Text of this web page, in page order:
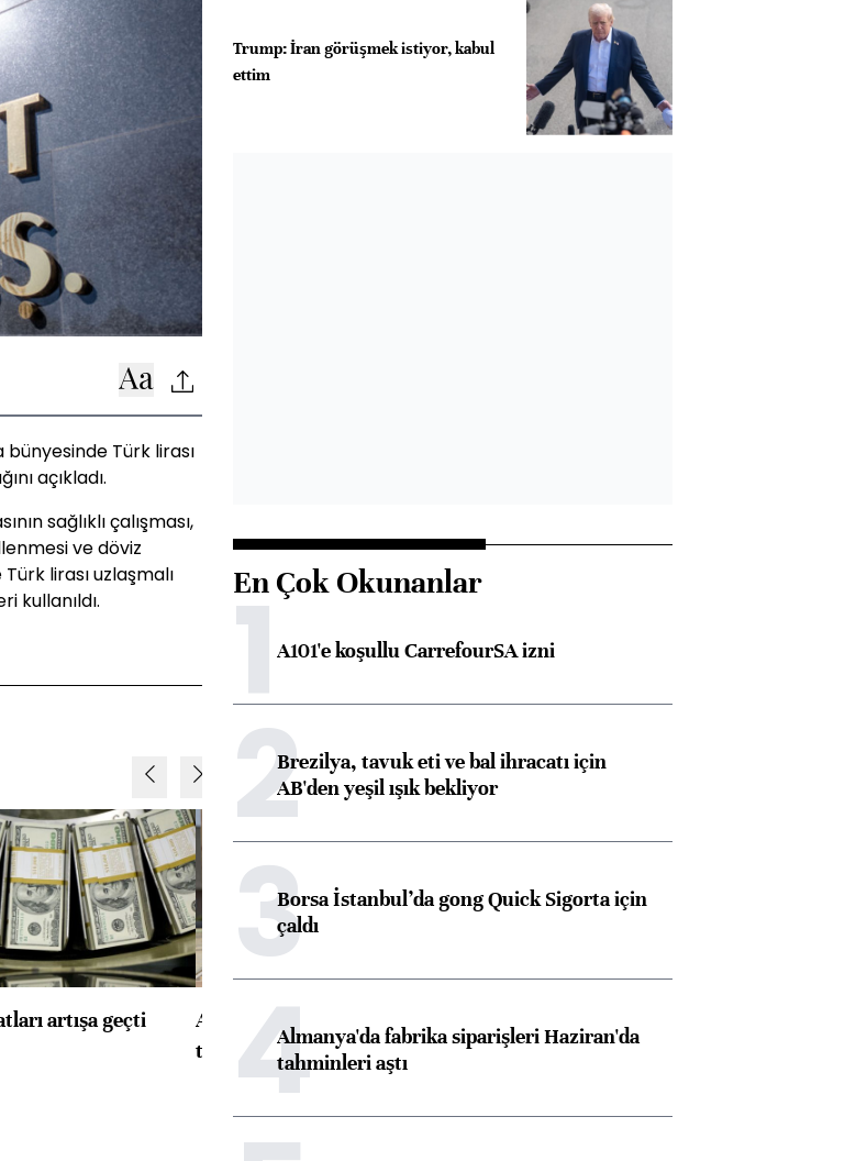
Türk lirası
açıkladı.
sağlıklı çalışması,
ve döviz
lirası uzlaşmalı
kullanıldı.
artışa geçti
ABD'de konut başlangıçları
toparlandı
Almanya, Commerzbank
görüşmelere hazırlanıyor
Trump: İran görüşmek istiyor, kabul
ettim
En Çok Okunanlar
1A101'e koşullu CarrefourSA izni
2Brezilya, tavuk eti ve bal ihracatı için
AB'den yeşil ışık bekliyor
3Borsa İstanbul’da gong Quick Sigorta için
çaldı
4Almanya'da fabrika siparişleri Haziran'da
tahminleri aştı